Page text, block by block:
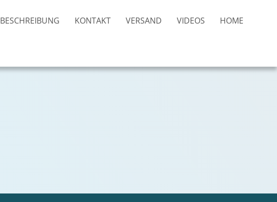
BESCHREIBUNG KONTAKT VERSAND VIDEOS HOME